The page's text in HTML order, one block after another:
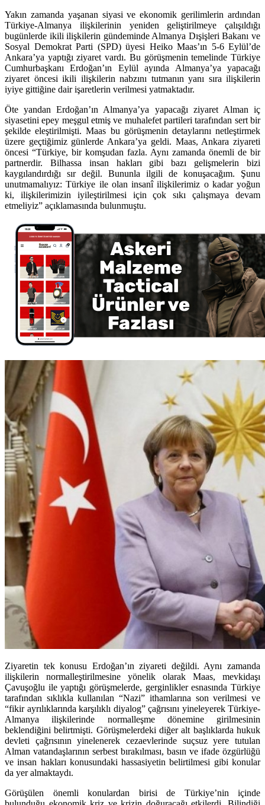
Yakın zamanda yaşanan siyasi ve ekonomik gerilimlerin ardından
Türkiye-Almanya ilişkilerinin yeniden geliştirilmeye çalışıldığı
bugünlerde ikili ilişkilerin gündeminde Almanya Dışişleri Bakanı ve
Sosyal Demokrat Parti (SPD) üyesi Heiko Maas’ın 5-6 Eylül’de
Ankara’ya yaptığı ziyaret vardı. Bu görüşmenin temelinde Türkiye
Cumhurbaşkanı Erdoğan’ın Eylül ayında Almanya’ya yapacağı
ziyaret öncesi ikili ilişkilerin nabzını tutmanın yanı sıra ilişkilerin
iyiye gittiğine dair işaretlerin verilmesi yatmaktadır.
Öte yandan Erdoğan’ın Almanya’ya yapacağı ziyaret Alman iç
siyasetini epey meşgul etmiş ve muhalefet partileri tarafından sert bir
şekilde eleştirilmişti. Maas bu görüşmenin detaylarını netleştirmek
üzere geçtiğimiz günlerde Ankara’ya geldi. Maas, Ankara ziyareti
öncesi “Türkiye, bir komşudan fazla. Aynı zamanda önemli de bir
partnerdir. Bilhassa insan hakları gibi bazı gelişmelerin bizi
kaygılandırdığı sır değil. Bununla ilgili de konuşacağım. Şunu
unutmamalıyız: Türkiye ile olan insanî ilişkilerimiz o kadar yoğun
ki, ilişkilerimizin iyileştirilmesi için çok sıkı çalışmaya devam
etmeliyiz” açıklamasında bulunmuştu.
Ziyaretin tek konusu Erdoğan’ın ziyareti değildi. Aynı zamanda
ilişkilerin normalleştirilmesine yönelik olarak Maas, mevkidaşı
Çavuşoğlu ile yaptığı görüşmelerde, gerginlikler esnasında Türkiye
tarafından sıklıkla kullanılan “Nazi” ithamlarına son verilmesi ve
“fikir ayrılıklarında karşılıklı diyalog” çağrısını yineleyerek Türkiye-
Almanya ilişkilerinde normalleşme dönemine girilmesinin
beklendiğini belirtmişti. Görüşmelerdeki diğer alt başlıklarda hukuk
devleti çağrısının yinelenerek cezaevlerinde suçsuz yere tutulan
Alman vatandaşlarının serbest bırakılması, basın ve ifade özgürlüğü
ve insan hakları konusundaki hassasiyetin belirtilmesi gibi konular
da yer almaktaydı.
Görüşülen önemli konulardan birisi de Türkiye’nin içinde